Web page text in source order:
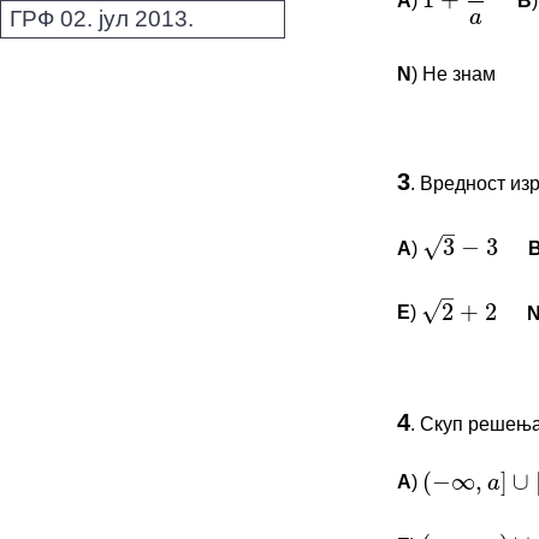
ГРФ 02. јул 2013. *Морате бити
N) Не знам
ПИТАЊА
Овај задатак
*Морате
3. Вредност
A)
3
–
√ −3
3−3
E)
2
–
√ +
2+2
Овај задатак
*Морате бити
4. Скуп
A)
( −∞, a]∪[b,
( −∞,a]∪[b ∞)
(−∞,a)∪ (b